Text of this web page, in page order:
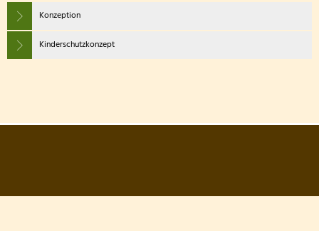
Konzeption
Kinderschutzkonzept